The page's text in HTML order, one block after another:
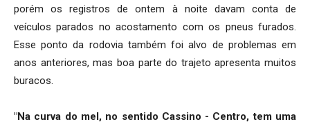
porém os registros de ontem à noite davam conta de
veículos parados no acostamento com os pneus furados.
Esse ponto da rodovia também foi alvo de problemas em
anos anteriores, mas boa parte do trajeto apresenta muitos
buracos.
"Na curva do mel, no sentido Cassino - Centro, tem uma